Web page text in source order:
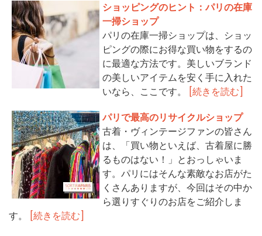
ショッピングのヒント：パリの在庫
一掃ショップ
パリの在庫一掃ショップは、ショッ
ピングの際にお得な買い物をするの
に最適な方法です。美しいブランド
の美しいアイテムを安く手に入れた
いなら、ここです。
[続きを読む]
パリで最高のリサイクルショップ
古着・ヴィンテージファンの皆さん
は、「買い物といえば、古着屋に勝
るものはない！」とおっしゃいま
す。パリにはそんな素敵なお店がた
くさんありますが、今回はその中か
ら選りすぐりのお店をご紹介しま
す。
[続きを読む]